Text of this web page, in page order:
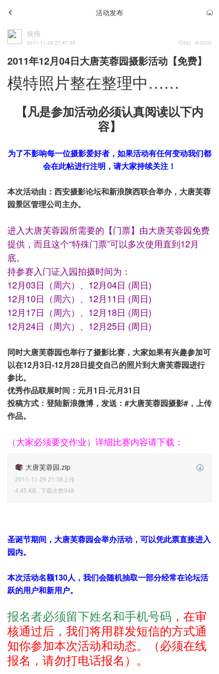
活动发布
侯伟
2011-11-29 21:47:34 162 29333
2011年12月04日大唐芙蓉园摄影活动【免费】
模特照片整在整理中……
【凡是参加活动必须认真阅读以下内
容】
为了不影响每一位摄影爱好者，如果活动有任何变动我们都
会在此帖进行注明，请大家持续关注！
本次活动由：西安摄影论坛和新浪陕西联合举办，大唐芙蓉
园景区管理公司主办。
进入大唐芙蓉园所需要的【门票】由大唐芙蓉园免费
提供，而且这个“特殊门票”可以多次使用直到12月
底。
持参赛入门证入园拍摄时间为：
12月03日（周六）、12月04日 (周日)
12月10日（周六）、12月11日 (周日)
12月17日（周六）、12月18日 (周日)
12月24日（周六）、12月25日 (周日)
同时大唐芙蓉园也举行了摄影比赛，大家如果有兴趣参加可
以在12月3日-12月28日提交自己的照片到大唐芙蓉园进行
参比。
优秀作品联展时间：元月1日-元月31日
投稿方式：登陆新浪微博，发送：#大唐芙蓉园摄影#，上传
作品。
（大家必须要交作业）详细比赛内容请下载：
大唐芙蓉园.zip
2011-11-29 21:38上传
4.45 KB , 下载次数948
圣诞节期间，大唐芙蓉园会举办活动，可以凭此票直接进入
园内。
本次活动名额130人，我们会随机抽取一部分经常在论坛活
跃的用户和新用户。
报名者必须留下姓名和手机号码 ，在审
核通过后，我们将用群发短信的方式通
知你参加本次活动和动态。（必须在线
报名，请勿打电话报名）。